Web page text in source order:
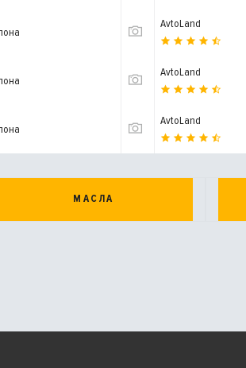
AvtoLand
AvtoLand
AvtoLand
МАСЛА